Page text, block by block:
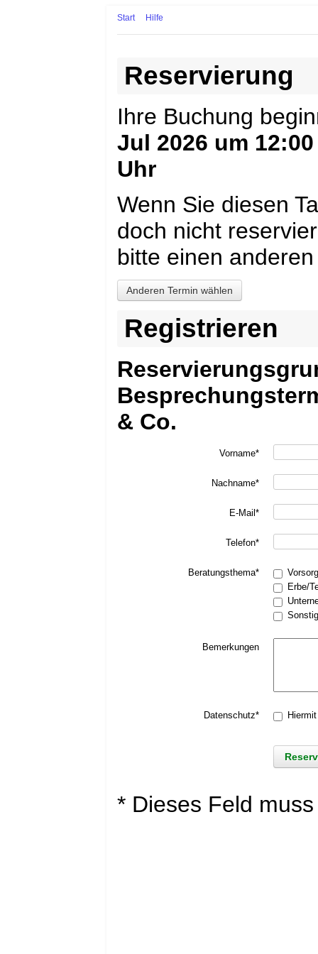
Start Hilfe
Reservierung
Ihre Buchung
Jul 2026 um
Uhr
Wenn Sie diesen
doch nicht
bitte einen
Registrieren
& Co.
Vorname*
Nachname*
E-Mail*
Telefon*
Beratungsthema*
Erbe/
Bemerkungen
Datenschutz*
* Dieses Feld